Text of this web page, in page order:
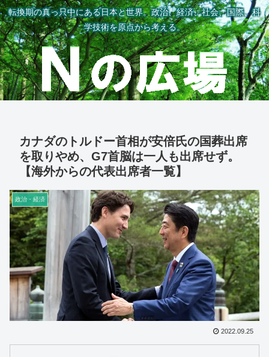
転換期の真っ只中にある日本と世界。政治、経済、社会、国際、科
学技術を原点から考える。
カナダのトルドー首相が安倍氏の国葬出席
を取りやめ、G7首脳は一人も出席せず。
【海外からの代表出席者一覧】
政治・経済
2022.09.25